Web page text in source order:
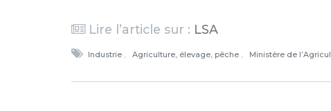
Lire l’article sur : LSA
Industrie Agriculture, élevage, pêche Ministère de